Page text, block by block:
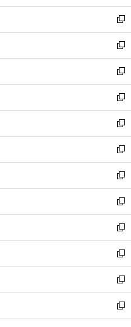
開
く
ウ
で
開
く
ン
ド
ウ
で
開
く
新
し
い
ウ
ィ
ン
ド
ウ
で
開
く
新
し
い
ウ
ィ
ン
ド
ウ
で
開
く
新
し
い
ウ
ィ
ン
ド
ウ
で
開
く
新
し
い
ウ
ィ
ン
ド
ウ
で
開
く
新
し
い
ウ
ィ
ン
ド
ウ
で
開
く
新
し
い
ウ
ィ
ン
ド
ウ
で
開
く
新
し
い
ウ
ィ
ン
ド
ウ
で
開
く
新
し
い
ウ
ィ
ン
ド
ウ
で
開
新
し
い
ウ
ィ
ン
ド
ウ
新
し
い
ウ
ィ
ン
新
し
い
ウ
新
し